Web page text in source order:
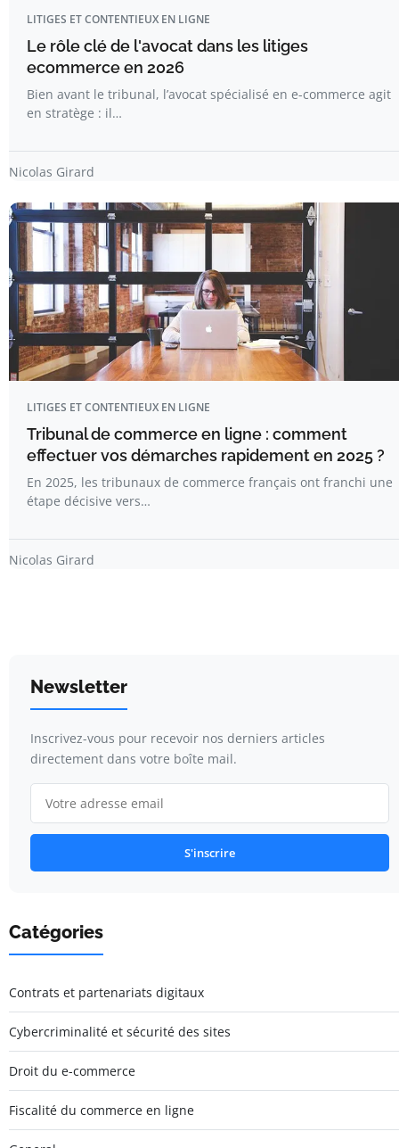
LITIGES ET CONTENTIEUX EN LIGNE
Le rôle clé de l'avocat dans les litiges
ecommerce en 2026
Bien avant le tribunal, l’avocat spécialisé en e-commerce agit
en stratège : il…
Nicolas Girard
LITIGES ET CONTENTIEUX EN LIGNE
Tribunal de commerce en ligne : comment
effectuer vos démarches rapidement en 2025 ?
En 2025, les tribunaux de commerce français ont franchi une
étape décisive vers…
Nicolas Girard
Newsletter
Inscrivez-vous pour recevoir nos derniers articles
directement dans votre boîte mail.
S'inscrire
Catégories
Contrats et partenariats digitaux
Cybercriminalité et sécurité des sites
Droit du e-commerce
Fiscalité du commerce en ligne